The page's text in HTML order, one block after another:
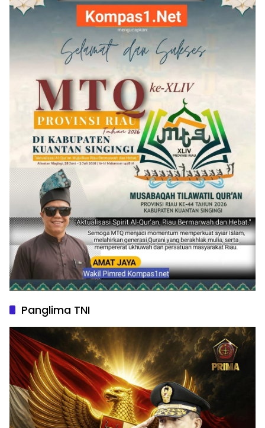
Panglima TNI